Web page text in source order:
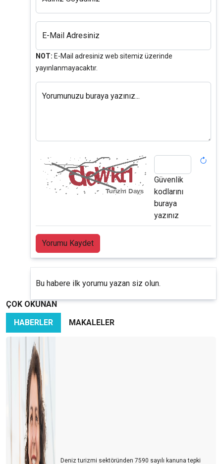
E-Mail Adresiniz
NOT: E-Mail adresiniz web sitemiz üzerinde
yayınlanmayacaktır.
Yorumunuzu buraya yazınız...
Güvenlik
kodlarını
buraya
yazınız
Yorumu Kaydet
Bu habere ilk yorumu yazan siz olun.
ÇOK OKUNAN
HABERLER
MAKALELER
Deniz turizmi sektöründen 7590 sayılı kanuna tepki